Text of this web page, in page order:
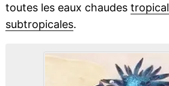
toutes les eaux chaudes
subtropicales.